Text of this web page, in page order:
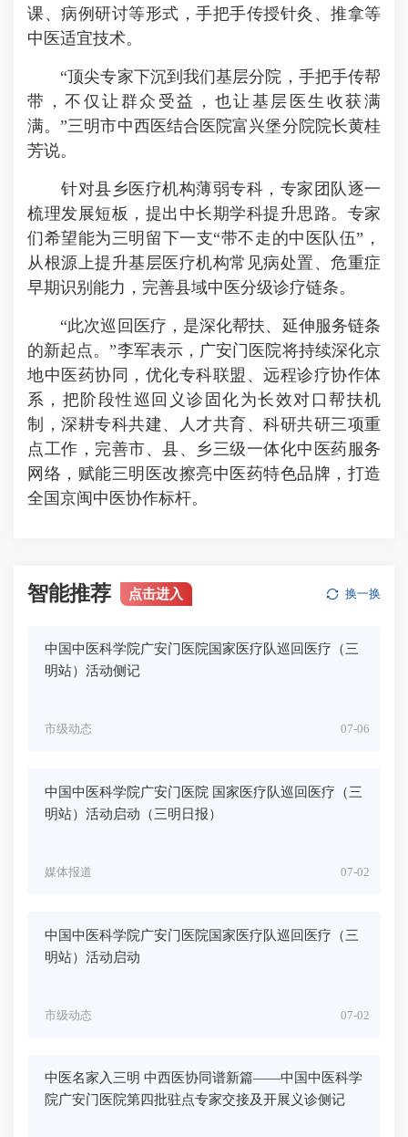
课、病例研讨等形式，手把手传授针灸、推拿等
中医适宜技术。
“顶尖专家下沉到我们基层分院，手把手传帮
带，不仅让群众受益，也让基层医生收获满
满。”三明市中西医结合医院富兴堡分院院长黄桂
芳说。
针对县乡医疗机构薄弱专科，专家团队逐一
梳理发展短板，提出中长期学科提升思路。专家
们希望能为三明留下一支“带不走的中医队伍”，
从根源上提升基层医疗机构常见病处置、危重症
早期识别能力，完善县域中医分级诊疗链条。
“此次巡回医疗，是深化帮扶、延伸服务链条
的新起点。”李军表示，广安门医院将持续深化京
地中医药协同，优化专科联盟、远程诊疗协作体
系，把阶段性巡回义诊固化为长效对口帮扶机
制，深耕专科共建、人才共育、科研共研三项重
点工作，完善市、县、乡三级一体化中医药服务
网络，赋能三明医改擦亮中医药特色品牌，打造
全国京闽中医协作标杆。
智能推荐 点击进入 换一换
中国中医科学院广安门医院国家医疗队巡回医疗（三
明站）活动侧记
07-06
市级动态
中国中医科学院广安门医院 国家医疗队巡回医疗（三
明站）活动启动（三明日报）
07-02
媒体报道
中国中医科学院广安门医院国家医疗队巡回医疗（三
明站）活动启动
07-02
市级动态
中医名家入三明 中西医协同谱新篇——中国中医科学
院广安门医院第四批驻点专家交接及开展义诊侧记